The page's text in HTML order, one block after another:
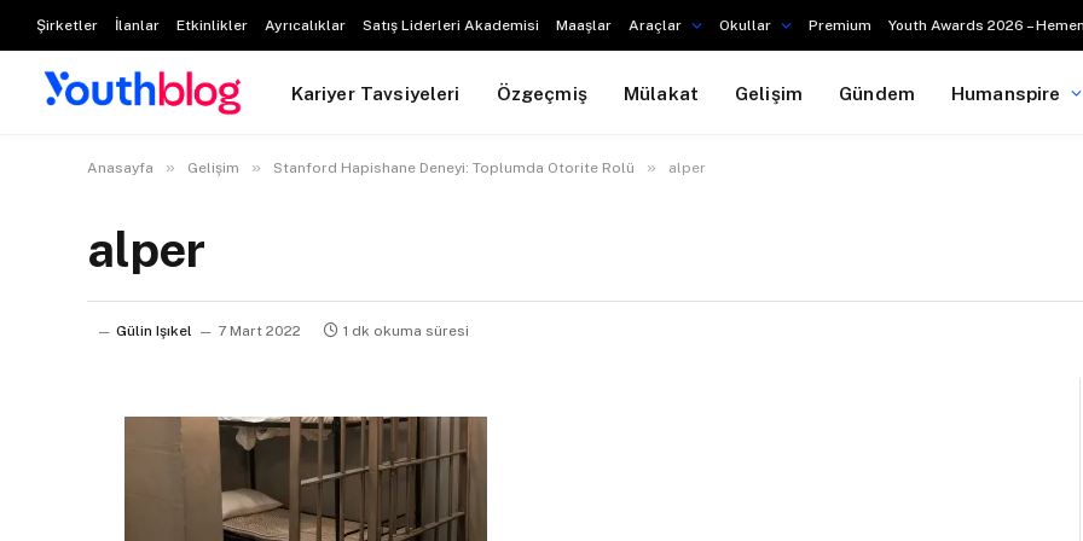
Şirketler İlanlar Etkinlikler Ayrıcalıklar Satış Liderleri Akademisi Maaşlar Araçlar Okullar Premium Youth Awards 2026 –
Kariyer Tavsiyeleri Özgeçmiş Mülakat Gelişim Gündem Humanspire
Anasayfa » Gelişim » Stanford Hapishane Deneyi: Toplumda Otorite Rolü » alper
alper
Gülin Işıkel 7 Mart 2022 1 dk okuma süresi